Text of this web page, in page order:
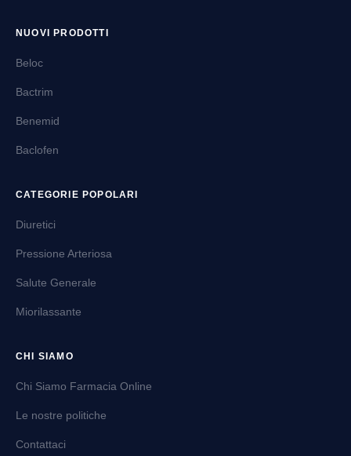
NUOVI PRODOTTI
Beloc
Bactrim
Benemid
Baclofen
CATEGORIE POPOLARI
Diuretici
Pressione Arteriosa
Salute Generale
Miorilassante
CHI SIAMO
Chi Siamo Farmacia Online
Le nostre politiche
Contattaci